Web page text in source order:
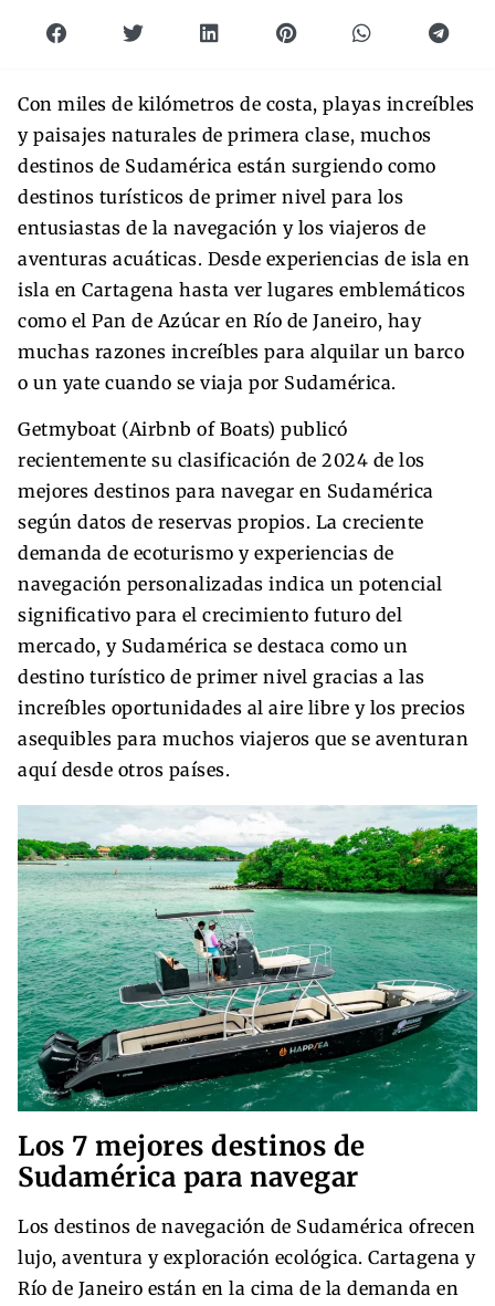
Con miles de kilómetros de costa, playas increíbles
y paisajes naturales de primera clase, muchos
destinos de Sudamérica están surgiendo como
destinos turísticos de primer nivel para los
entusiastas de la navegación y los viajeros de
aventuras acuáticas. Desde experiencias de isla en
isla en Cartagena hasta ver lugares emblemáticos
como el Pan de Azúcar en Río de Janeiro, hay
muchas razones increíbles para alquilar un barco
o un yate cuando se viaja por Sudamérica.
Getmyboat (Airbnb of Boats) publicó
recientemente su clasificación de 2024 de los
mejores destinos para navegar en Sudamérica
según datos de reservas propios. La creciente
demanda de ecoturismo y experiencias de
navegación personalizadas indica un potencial
significativo para el crecimiento futuro del
mercado, y Sudamérica se destaca como un
destino turístico de primer nivel gracias a las
increíbles oportunidades al aire libre y los precios
asequibles para muchos viajeros que se aventuran
aquí desde otros países.
Los 7 mejores destinos de
Sudamérica para navegar
Los destinos de navegación de Sudamérica ofrecen
lujo, aventura y exploración ecológica. Cartagena y
Río de Janeiro están en la cima de la demanda en